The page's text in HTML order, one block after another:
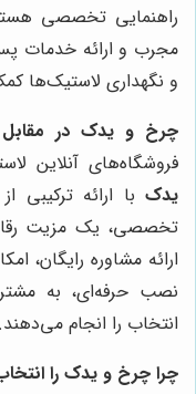
راهنمایی تخصصی
مجرب و ارائه خدمات
و نگهداری لاستیک‌ها
چرخ و یدکدر مقابل
فروشگاه‌های آنلاین
یدک با ارائه
تخصصی، یک مزیت
ارائه مشاوره رایگان،
نصب حرفه‌ای، به
انتخاب را انجام می‌دهند.
چرا چرخ و یدکرا